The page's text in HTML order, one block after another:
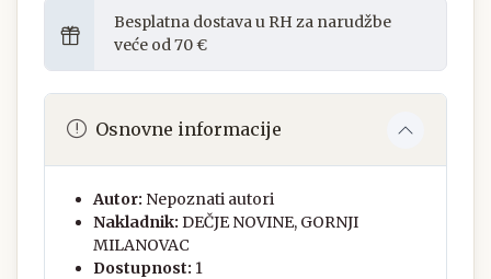
Besplatna dostava u RH za narudžbe
veće od 70 €
Osnovne informacije
Autor: Nepoznati autori
Nakladnik: DEČJE NOVINE, GORNJI
MILANOVAC
Dostupnost: 1